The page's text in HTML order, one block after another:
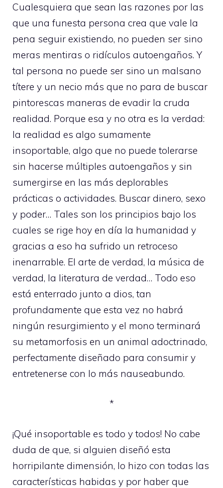
Cualesquiera que sean las razones por las
que una funesta persona crea que vale la
pena seguir existiendo, no pueden ser sino
meras mentiras o ridículos autoengaños. Y
tal persona no puede ser sino un malsano
títere y un necio más que no para de buscar
pintorescas maneras de evadir la cruda
realidad. Porque esa y no otra es la verdad:
la realidad es algo sumamente
insoportable, algo que no puede tolerarse
sin hacerse múltiples autoengaños y sin
sumergirse en las más deplorables
prácticas o actividades. Buscar dinero, sexo
y poder… Tales son los principios bajo los
cuales se rige hoy en día la humanidad y
gracias a eso ha sufrido un retroceso
inenarrable. El arte de verdad, la música de
verdad, la literatura de verdad… Todo eso
está enterrado junto a dios, tan
profundamente que esta vez no habrá
ningún resurgimiento y el mono terminará
su metamorfosis en un animal adoctrinado,
perfectamente diseñado para consumir y
entretenerse con lo más nauseabundo.
*
¡Qué insoportable es todo y todos! No cabe
duda de que, si alguien diseñó esta
horripilante dimensión, lo hizo con todas las
características habidas y por haber que